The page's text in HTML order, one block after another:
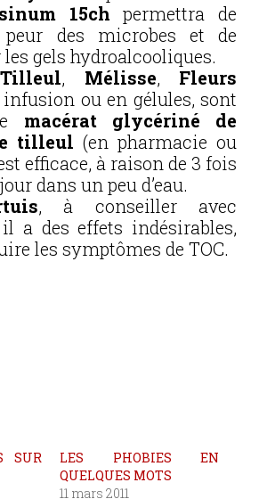
15ch permettra de
des microbes et de
gels hydroalcooliques.
Tilleul, Mélisse, Fleurs
infusion ou en gélules, sont
macérat glycériné de
tilleul (en pharmacie ou
efficace, à raison de 3 fois
dans un peu d’eau.
, à conseiller avec
a des effets indésirables,
les symptômes de TOC.
SUR
LES PHOBIES EN
QUELQUES MOTS
11 mars 2011